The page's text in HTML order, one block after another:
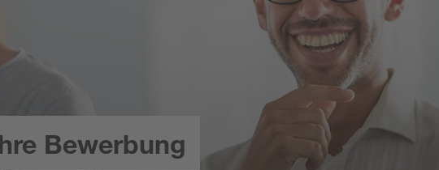
Bewerbung